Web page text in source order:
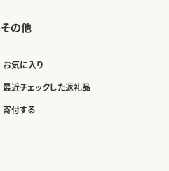
その他
お気に入り
最近チェックした返礼品
寄付する